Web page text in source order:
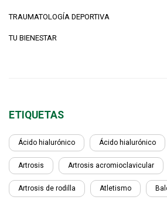
TRAUMATOLOGÍA DEPORTIVA
TU BIENESTAR
ETIQUETAS
Ácido hialurónico Ácido hialurónico
Artrosis Artrosis acromioclavicular
Artrosis de rodilla Atletismo